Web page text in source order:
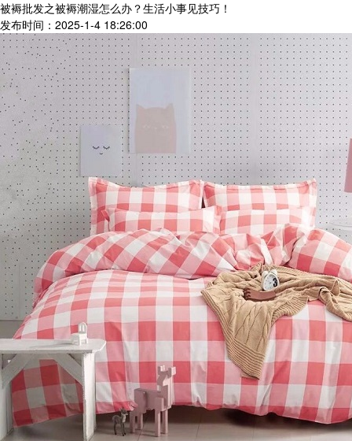
被褥批发之被褥潮湿怎么办？生活小事见技巧！
发布时间：2025-1-4 18:26:00